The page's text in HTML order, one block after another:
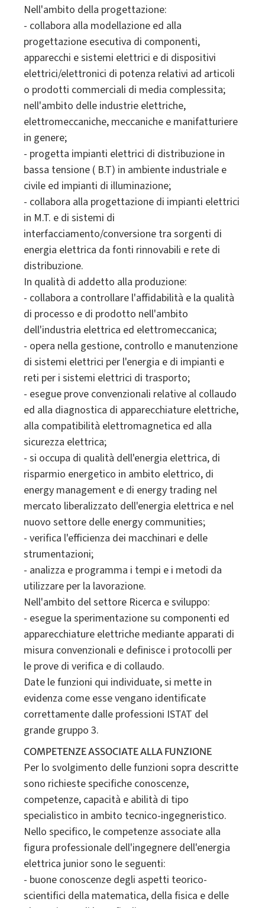
Nell'ambito della progettazione:
- collabora alla modellazione ed alla
progettazione esecutiva di componenti,
apparecchi e sistemi elettrici e di dispositivi
elettrici/elettronici di potenza relativi ad articoli
o prodotti commerciali di media complessita;
nell'ambito delle industrie elettriche,
elettromeccaniche, meccaniche e manifatturiere
in genere;
- progetta impianti elettrici di distribuzione in
bassa tensione ( B.T) in ambiente industriale e
civile ed impianti di illuminazione;
- collabora alla progettazione di impianti elettrici
in M.T. e di sistemi di
interfacciamento/conversione tra sorgenti di
energia elettrica da fonti rinnovabili e rete di
distribuzione.
In qualità di addetto alla produzione:
- collabora a controllare l'affidabilità e la qualità
di processo e di prodotto nell'ambito
dell'industria elettrica ed elettromeccanica;
- opera nella gestione, controllo e manutenzione
di sistemi elettrici per l'energia e di impianti e
reti per i sistemi elettrici di trasporto;
- esegue prove convenzionali relative al collaudo
ed alla diagnostica di apparecchiature elettriche,
alla compatibilità elettromagnetica ed alla
sicurezza elettrica;
- si occupa di qualità dell'energia elettrica, di
risparmio energetico in ambito elettrico, di
energy management e di energy trading nel
mercato liberalizzato dell'energia elettrica e nel
nuovo settore delle energy communities;
- verifica l'efficienza dei macchinari e delle
strumentazioni;
- analizza e programma i tempi e i metodi da
utilizzare per la lavorazione.
Nell'ambito del settore Ricerca e sviluppo:
- esegue la sperimentazione su componenti ed
apparecchiature elettriche mediante apparati di
misura convenzionali e definisce i protocolli per
le prove di verifica e di collaudo.
Date le funzioni qui individuate, si mette in
evidenza come esse vengano identificate
correttamente dalle professioni ISTAT del
COMPETENZE ASSOCIATE ALLA FUNZIONE
Per lo svolgimento delle funzioni sopra descritte
sono richieste specifiche conoscenze,
competenze, capacità e abilità di tipo
specialistico in ambito tecnico-ingegneristico.
Nello specifico, le competenze associate alla
figura professionale dell'ingegnere dell'energia
elettrica junior sono le seguenti:
- buone conoscenze degli aspetti teorico-
scientifici della matematica, della fisica e delle